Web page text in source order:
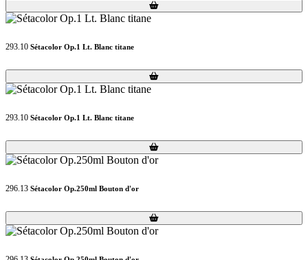
Loading...
Loading...
293.10 Sétacolor Op.1 Lt. Blanc titane
Loading...
Loading...
293.10 Sétacolor Op.1 Lt. Blanc titane
Loading...
Loading...
296.13 Sétacolor Op.250ml Bouton d'or
Loading...
Loading...